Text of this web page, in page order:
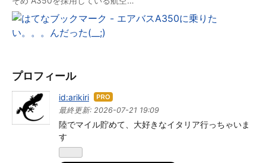
プロフィール
id:arikiri はて
なブ
ログ
最終更新: 2026-07-21 19:09
陸でマイル貯めて、大好きなイタリア行っちゃいま
す